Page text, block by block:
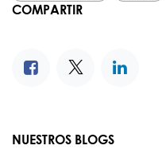
COMPARTIR
NUESTROS BLOGS